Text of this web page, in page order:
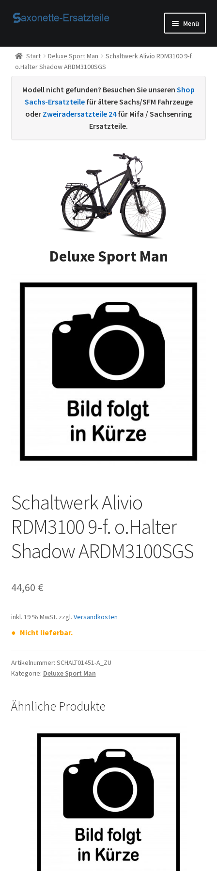
Zur
Zum
Menü
Start
AGB
Beispiel-Seite
Datenschutzerklärung von
Vertrag widerrufen
Widerrufsbelehrung
Start Deluxe Sport Man
Schaltwerk Alivio RDM3100 9-f.
o.Halter Shadow ARDM3100SGS
Modell nicht gefunden? Besuchen Sie unseren Shop
Sachs-Ersatzteilefür ältere Sachs/SFM Fahrzeuge
oder Zweiradersatzteile 24für Mifa / Sachsenring
Ersatzteile.
Deluxe Sport Man
Schaltwerk Alivio
RDM3100 9-f. o.Halter
Shadow ARDM3100SGS
44,60 €
inkl. 19 % MwSt. zzgl. Versandkosten
Nicht lieferbar.
Artikelnummer: SCHALT01451-A_ZU
Kategorie: Deluxe Sport Man
Ähnliche Produkte